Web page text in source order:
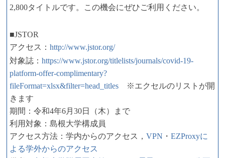
2,800タイトルです。この機会にぜひご利用ください。
■JSTOR
アクセス： http://www.jstor.org/
対象誌： https://www.jstor.org/titlelists/journals/covid-19-
platform-offer-complimentary?
fileFormat=xlsx&filter=head_titles ※エクセルのリストが開
きます
期間：令和4年6月30日（木）まで
利用対象：島根大学構成員
アクセス方法：学内からのアクセス， VPN ・ EZProxyに
よる学外からのアクセス